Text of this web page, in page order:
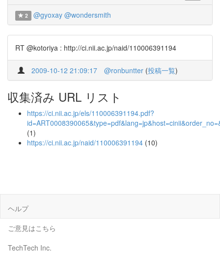
2 @gyoxay @wondersmith
RT @kotoriya : http://ci.nii.ac.jp/naid/110006391194
2009-10-12 21:09:17 @ronbuntter (投稿一覧)
収集済み URL リスト
https://ci.nii.ac.jp/els/110006391194.pdf?
(1)
https://ci.nii.ac.jp/naid/110006391194 (10)
ヘルプ
ご意見はこちら
TechTech Inc.